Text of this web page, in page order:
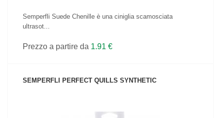
Semperfli Suede Chenille è una ciniglia scamosciata
ultrasot...
Prezzo a partire da 1.91 €
SEMPERFLI PERFECT QUILLS SYNTHETIC